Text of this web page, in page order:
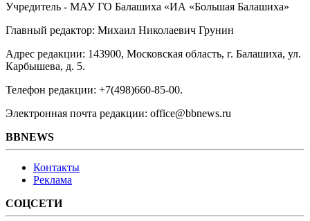
Учредитель - МАУ ГО Балашиха «ИА «Большая Балашиха»
Главный редактор: Михаил Николаевич Грунин
Адрес редакции: 143900, Московская область, г. Балашиха, ул.
Карбышева, д. 5.
Телефон редакции: +7(498)660-85-00.
Электронная почта редакции: office@bbnews.ru
BBNEWS
Контакты
Реклама
СОЦСЕТИ